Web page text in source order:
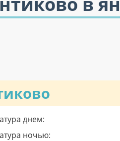
днем:
ночью: